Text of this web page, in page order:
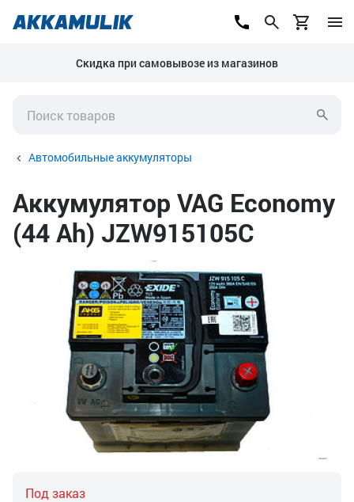
Скидка при самовывозе из магазинов
Автомобильные аккумуляторы
Аккумулятор VAG Economy
(44 Ah) JZW915105C
Под заказ